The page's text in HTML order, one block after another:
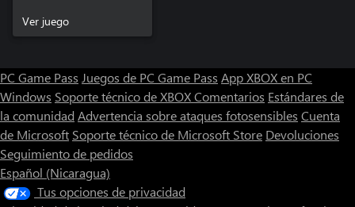
Ver juego
PC Game Pass Juegos de PC Game Pass App XBOX en PC
Windows Soporte técnico de XBOXComentarios Estándares de
la comunidad Advertencia sobre ataques fotosensibles Cuenta
de Microsoft Soporte técnico de Microsoft Store Devoluciones
Seguimiento de pedidos
Español (Nicaragua)
Tus opciones de privacidad